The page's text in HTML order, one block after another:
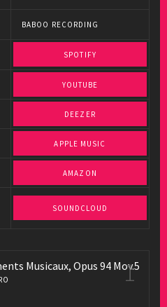
BABOO RECORDING
SPOTIFY
YOUTUBE
DEEZER
APPLE MUSIC
AMAZON
SOUNDCLOUD
Musicaux, Opus 94 Mov.5
1